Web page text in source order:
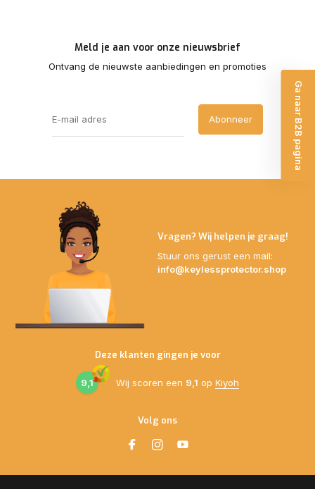
Meld je aan voor onze nieuwsbrief
Ontvang de nieuwste aanbiedingen en promoties
Abonneer
Vragen? Wij helpen je graag!
Stuur ons gerust een mail:
info@keylessprotector.shop
Deze klanten gingen je voor
9,1 Wij scoren een 9,1 op Kiyoh
Volg ons
Ga naar B2B pagina